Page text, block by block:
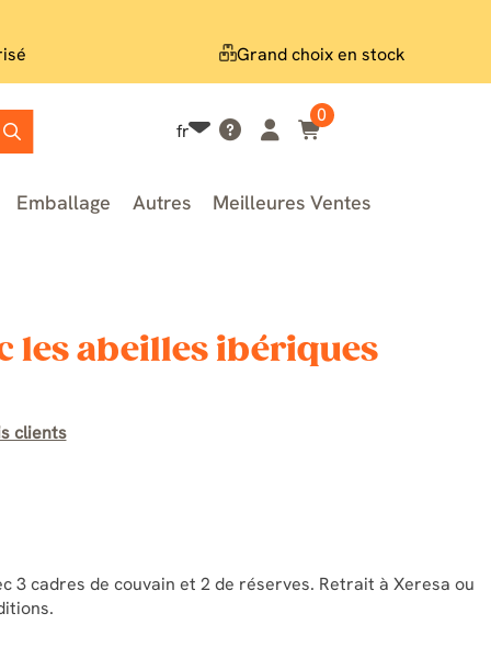
Grand choix en stock
fr
0
Emballage Autres Meilleures Ventes
les abeilles ibériques
clients
3 cadres de couvain et 2 de réserves. Retrait à Xeresa ou